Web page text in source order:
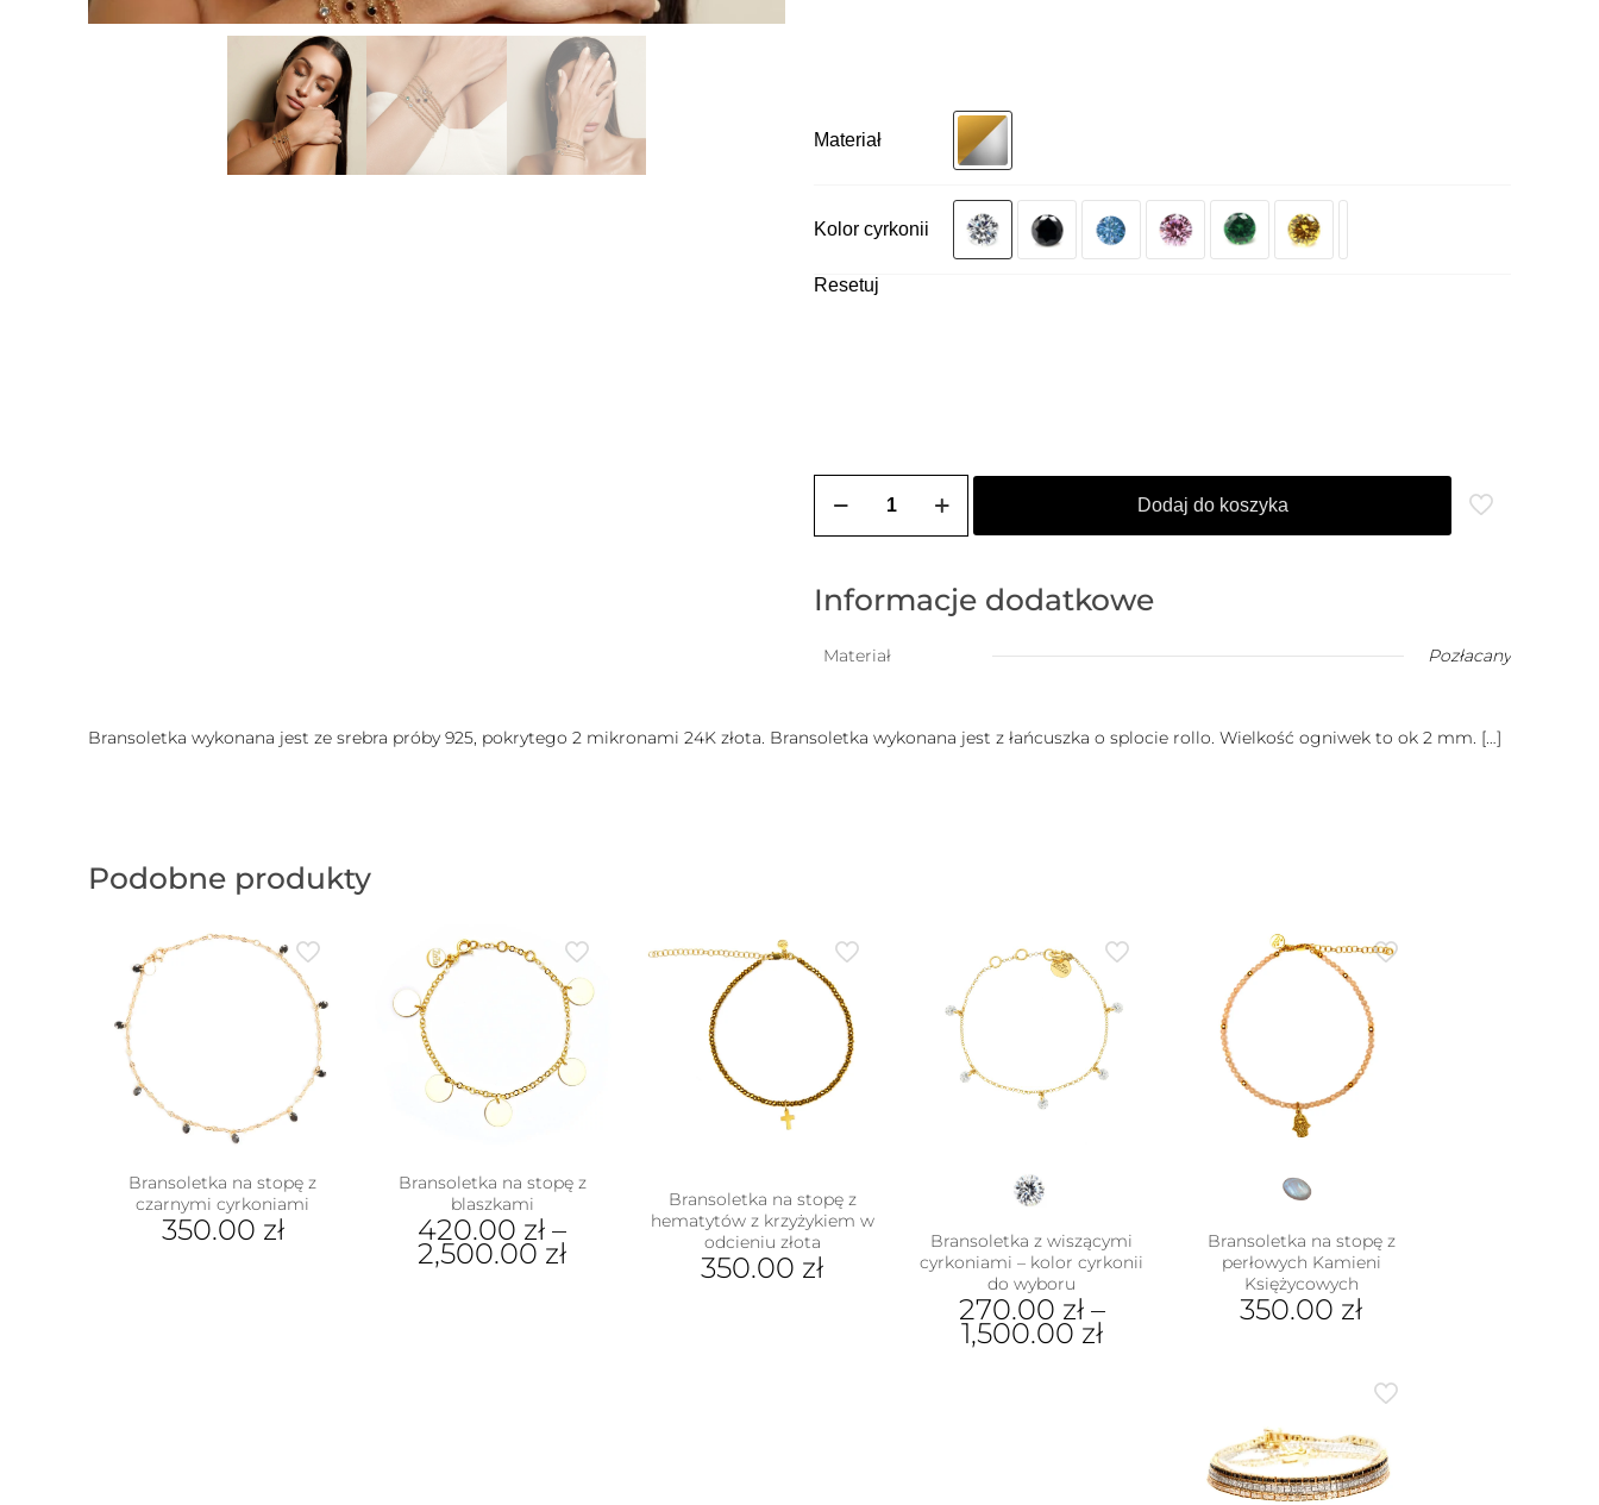
Materiał
Kolor cyrkonii
Resetuj
Bransoletka
Dodaj do koszyka
Informacje dodatkowe
Materiał Pozłacany
Bransoletka wykonana jest ze srebra próby 925, pokrytego 2 mikronami 24K złota. Bransoletka wykonana jest z łańcuszka o splocie rollo. Wielkość ogniwek to ok 2 mm. […]
Podobne produkty
Bransoletka na stopę z
czarnymi cyrkoniami
350.00 zł
Bransoletka na stopę z
blaszkami
420.00 zł –
2,500.00 zł
Bransoletka na stopę z
hematytów z krzyżykiem w
odcieniu złota
350.00 zł
Bransoletka z wiszącymi
cyrkoniami – kolor cyrkonii
do wyboru
270.00 zł–
1,500.00 zł
Bransoletka na stopę z
perłowych Kamieni
Księżycowych
350.00 zł